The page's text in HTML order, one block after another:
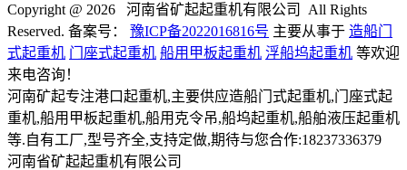
Copyright @ 2026 河南省矿起起重机有限公司 All Rights
Reserved. 备案号： 豫ICP备2022016816号 主要从事于 造船门
式起重机 门座式起重机 船用甲板起重机 浮船坞起重机 等欢迎
来电咨询！
河南矿起专注港口起重机,主要供应造船门式起重机,门座式起
重机,船用甲板起重机,船用克令吊,船坞起重机,船舶液压起重机
等.自有工厂,型号齐全,支持定做,期待与您合作:18237336379
河南省矿起起重机有限公司